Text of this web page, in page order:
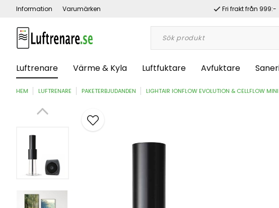
Information Varumärken Fri frakt från 999:-
Luftrenare Värme & Kyla Luftfuktare Avfuktare
HEM LUFTRENARE PAKETERBJUDANDEN LIGHTAIR IONFLOW EVOLUTION & CELLFLOW